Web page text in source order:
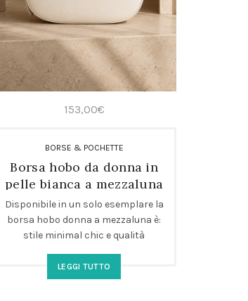
153,00€
BORSE & POCHETTE
Borsa hobo da donna in
pelle bianca a mezzaluna
Disponibile in un solo esemplare la
borsa hobo donna a mezzaluna è:
stile minimal chic e qualità
della tua settimana. Perfetta come
borsa a spalla elegante da giorno,
LEGGI TUTTO